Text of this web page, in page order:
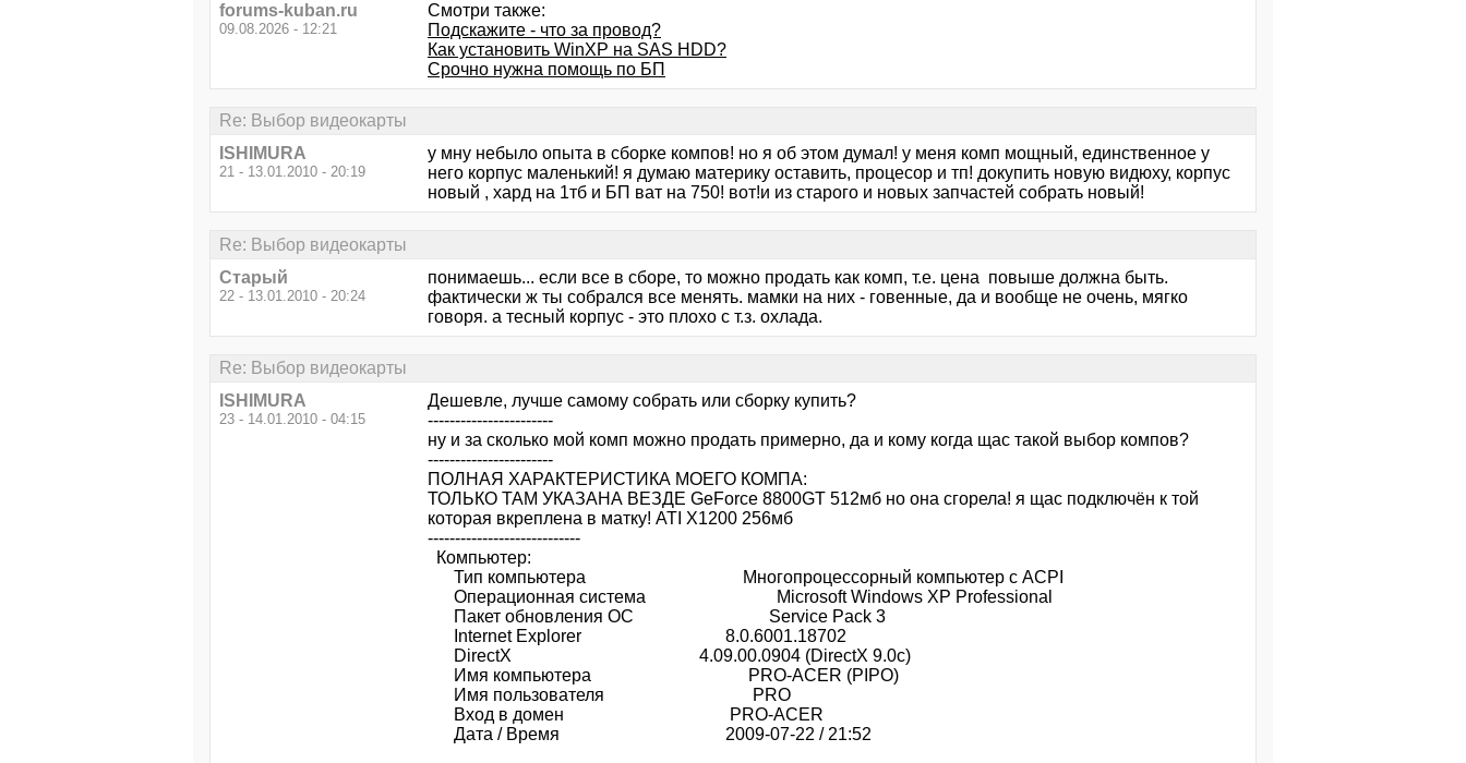
forums-kuban.ru
09.08.2026 - 12:21
Смотри также:
Подскажите - что за провод?
Как установить WinXP на SAS HDD?
Срочно нужна помощь по БП
Re: Выбор видеокарты
ISHIMURA
21 - 13.01.2010 - 20:19
у мну небыло опыта в сборке компов! но я об этом думал! у меня комп мощный, единственное у
него корпус маленький! я думаю материку оставить, процесор и тп! докупить новую видюху, корпус
новый , хард на 1тб и БП ват на 750! вот!и из старого и новых запчастей собрать новый!
Re: Выбор видеокарты
Старый
22 - 13.01.2010 - 20:24
понимаешь... если все в сборе, то можно продать как комп, т.е. цена повыше должна быть.
фактически ж ты собрался все менять. мамки на них - говенные, да и вообще не очень, мягко
говоря. а тесный корпус - это плохо с т.з. охлада.
Re: Выбор видеокарты
ISHIMURA
23 - 14.01.2010 - 04:15
Дешевле, лучше самому собрать или сборку купить?
-----------------------
ну и за сколько мой комп можно продать примерно, да и кому когда щас такой выбор компов?
-----------------------
ПОЛНАЯ ХАРАКТЕРИСТИКА МОЕГО КОМПА:
ТОЛЬКО ТАМ УКАЗАНА ВЕЗДЕ GeForce 8800GT 512мб но она сгорела! я щас подключён к той
которая вкреплена в матку! ATI X1200 256мб
----------------------------
Компьютер:
Тип компьютера Многопроцессорный компьютер с ACPI
Операционная система Microsoft Windows XP Professional
Пакет обновления ОС Service Pack 3
Internet Explorer 8.0.6001.18702
DirectX 4.09.00.0904 (DirectX 9.0c)
Имя компьютера PRO-ACER (PIPO)
Имя пользователя PRO
Вход в домен PRO-ACER
Дата / Время 2009-07-22 / 21:52